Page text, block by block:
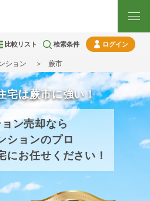
比較リスト 検索条件 ログイン
ション 蕨市
宅は蕨市に強い！
ン売却なら
ションのプロ
にお任せください！